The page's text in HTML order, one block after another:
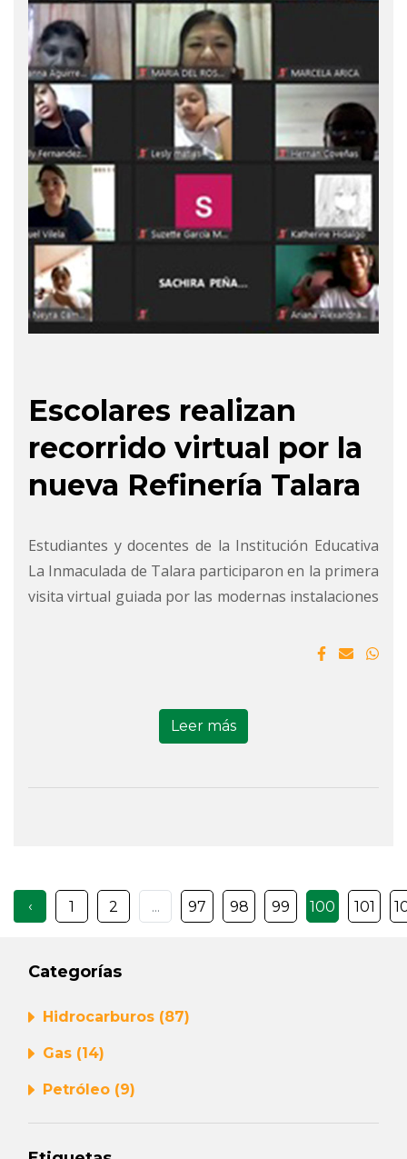
Escolares realizan
recorrido virtual por la
nueva Refinería Talara
Estudiantes y docentes de la Institución Educativa
La Inmaculada de Talara participaron en la primera
visita virtual guiada por las modernas instalaciones
Leer más
‹ 1 2 ... 97 98 99 100 101
Categorías
Hidrocarburos (87)
Gas (14)
Petróleo (9)